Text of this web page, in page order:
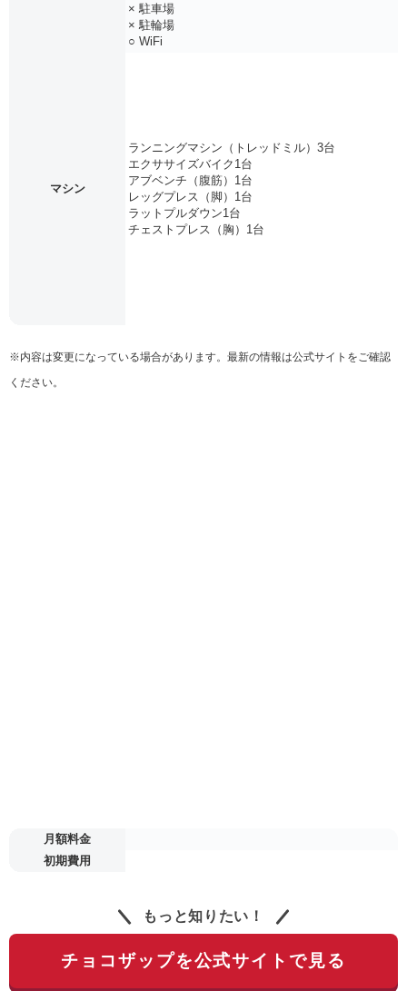
× 駐車場
× 駐輪場
○ WiFi
マシン
ランニングマシン（トレッドミル）3台
エクササイズバイク1台
アブベンチ（腹筋）1台
レッグプレス（脚）1台
ラットプルダウン1台
チェストプレス（胸）1台
※内容は変更になっている場合があります。最新の情報は公式サイトをご確認
ください。
月額料金
初期費用
もっと知りたい！
チョコザップを公式サイトで見る